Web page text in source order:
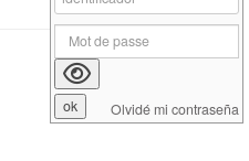
Olvidé mi contraseña